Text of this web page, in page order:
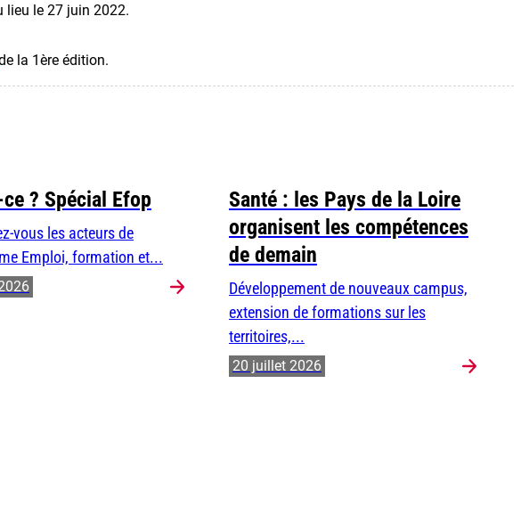
lieu le 27 juin 2022.
la 1ère édition.
? Spécial Efop
vous les acteurs de
Emploi, formation et...
Santé : les Pays de la Loire
organisent les compétences
de demain
Développement de nouveaux campus,
extension de formations sur les
territoires,...
20 juillet 2026